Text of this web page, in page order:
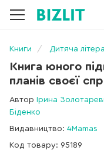
Книги Дитяча
Книга юного
планів своєї
Автор Ірина
Біденко
Видавництво: 4Mamas
Код товару: 95189